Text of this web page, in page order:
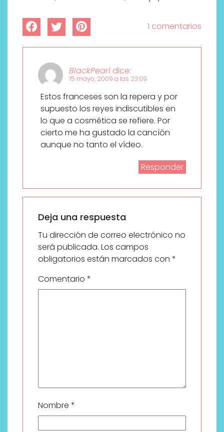
1 comentarios
BlackPearl dice:
15 mayo, 2009 a las 23:09
Estos franceses son la repera y por
supuesto los reyes indiscutibles en
lo que a cosmética se refiere. Por
cierto me ha gustado la cancíón
aunque no tanto el vídeo.
Responder
Deja una respuesta
Tu dirección de correo electrónico no
será publicada. Los campos
obligatorios están marcados con *
Comentario *
Nombre *